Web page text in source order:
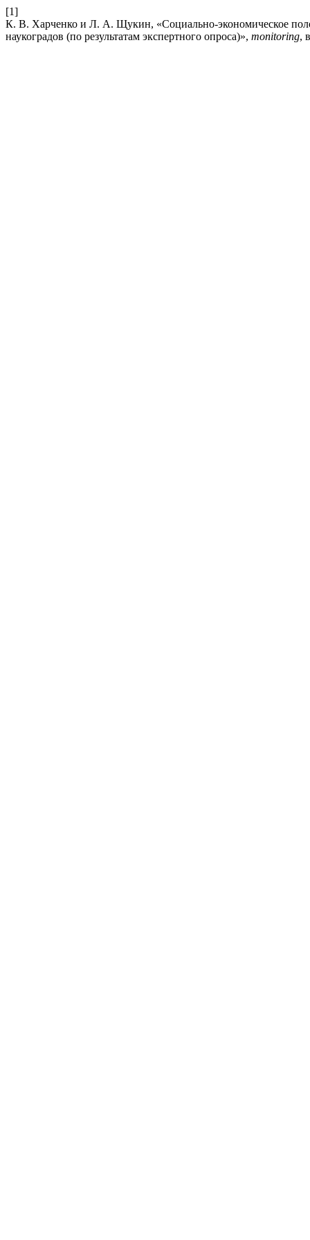
[1]
К. В. Харченко и Л. А. Щукин, «Социально-экономическое
наукоградов (по результатам экспертного опроса)», monitoring,